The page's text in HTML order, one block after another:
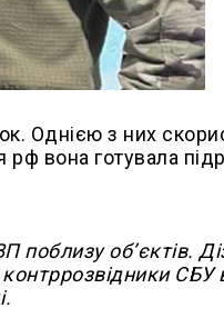
Однією з них
вона готувала
поблизу об’єктів.